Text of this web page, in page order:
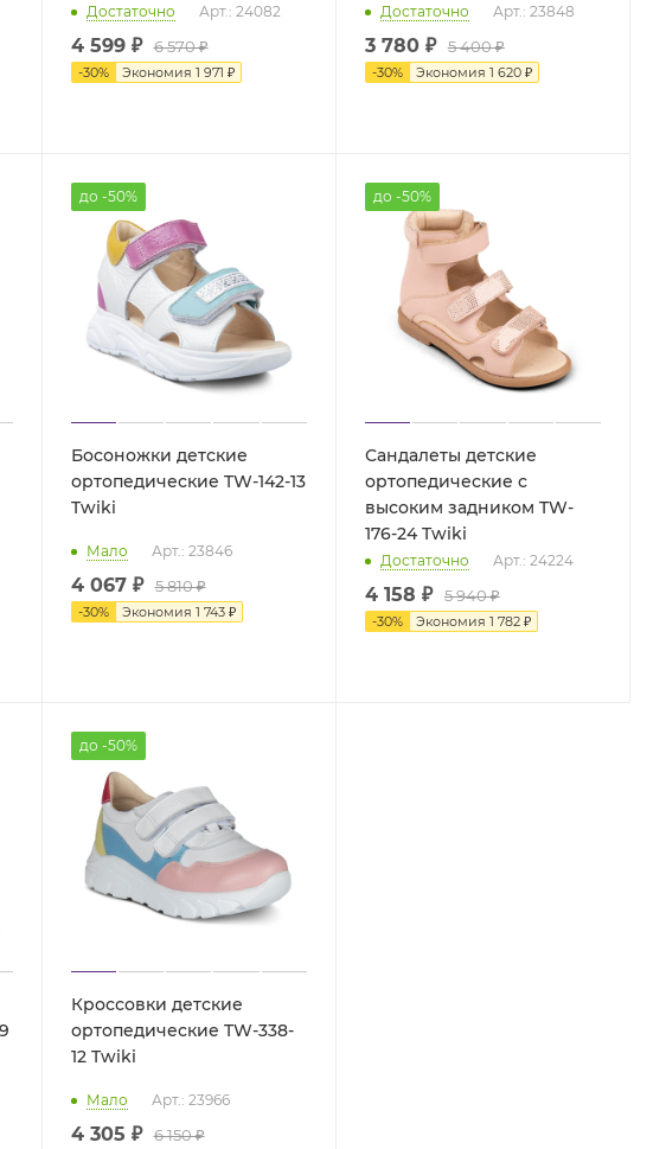
Достаточно Арт.: 24082
4 599 ₽ 6 570 ₽
-30% Экономия 1 971 ₽
Достаточно Арт.: 23848
3 780 ₽ 5 400 ₽
-30% Экономия 1 620 ₽
до -50%
Босоножки детские
ортопедические TW-142-13
Twiki
Мало Арт.: 23846
4 067 ₽ 5 810 ₽
-30% Экономия 1 743 ₽
до -50%
Сандалеты детские
ортопедические с
высоким задником TW-
176-24 Twiki
Достаточно Арт.: 24224
4 158 ₽ 5 940 ₽
-30% Экономия 1 782 ₽
до -50%
Кроссовки детские
ортопедические TW-338-
12 Twiki
Мало Арт.: 23966
4 305 ₽ 6 150 ₽